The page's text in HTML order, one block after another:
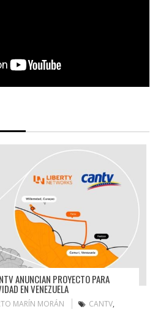
ANUNCIAN PROYECTO PARA
EN VENEZUELA
MARÍN MORÁN CANTV,